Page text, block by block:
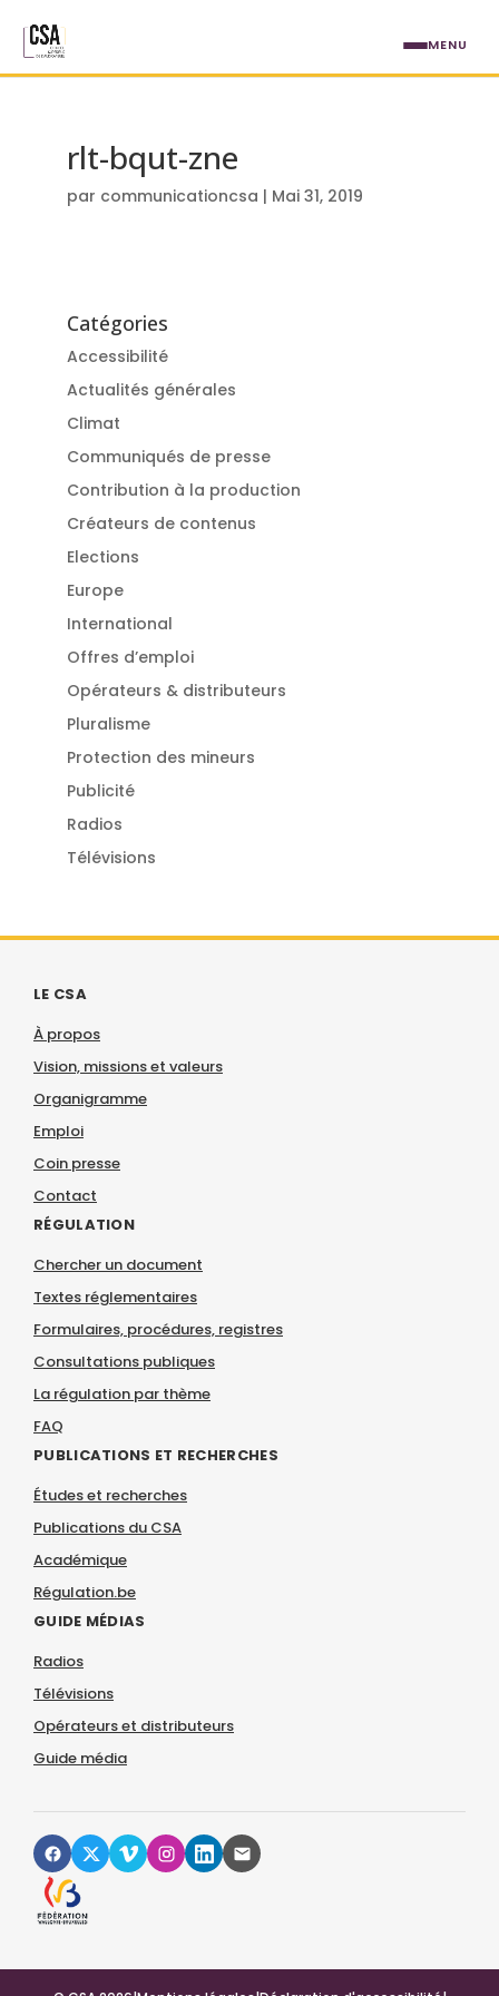
rlt-bqut-zne
par communicationcsa | Mai 31, 2019
Catégories
Accessibilité
Actualités générales
Climat
Communiqués de presse
Contribution à la production
Créateurs de contenus
Elections
Europe
International
Offres d’emploi
Opérateurs & distributeurs
Pluralisme
Protection des mineurs
Publicité
Radios
Télévisions
LE CSA
À propos
Vision, missions et valeurs
Organigramme
Emploi
Coin presse
Contact
RÉGULATION
Chercher un document
Textes réglementaires
Formulaires, procédures, registres
Consultations publiques
La régulation par thème
FAQ
PUBLICATIONS ET RECHERCHES
Études et recherches
Publications du CSA
Académique
Régulation.be
GUIDE MÉDIAS
Radios
Télévisions
Opérateurs et distributeurs
Guide média
MENU